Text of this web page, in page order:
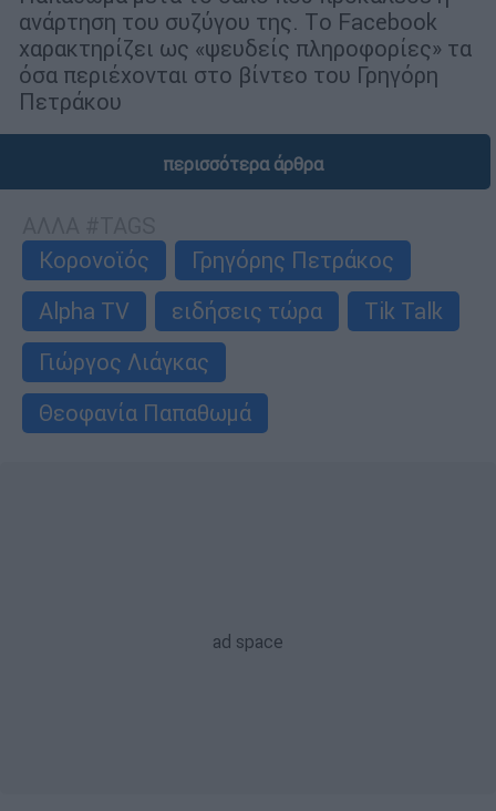
ανάρτηση του συζύγου της. Τo Facebook
χαρακτηρίζει ως «ψευδείς πληροφορίες» τα
όσα περιέχονται στο βίντεο του Γρηγόρη
Πετράκου
περισσότερα άρθρα
Κορονοϊός
Γρηγόρης Πετράκος
Alpha TV
ειδήσεις τώρα
Tik Talk
Γιώργος Λιάγκας
Θεοφανία Παπαθωμά